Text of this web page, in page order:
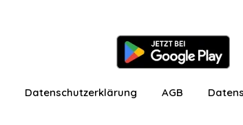
Datenschutzerklärung AGB